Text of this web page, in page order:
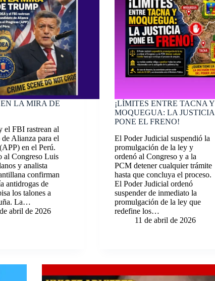
LA MIRA DE
el FBI rastrean al
Alianza para el
en el Perú.
al Congreso Luis
y analista
confirman
antidrogas de
los talones a
La…
abril de 2026
¡LÍMITES ENTRE TACNA Y
MOQUEGUA: LA JUSTICIA
PONE EL FRENO!
El Poder Judicial suspendió la
promulgación de la ley y
ordenó al Congreso y a la
PCM detener cualquier trámite
hasta que concluya el proceso.
El Poder Judicial ordenó
suspender de inmediato la
promulgación de la ley que
redefine los…
11 de abril de 2026